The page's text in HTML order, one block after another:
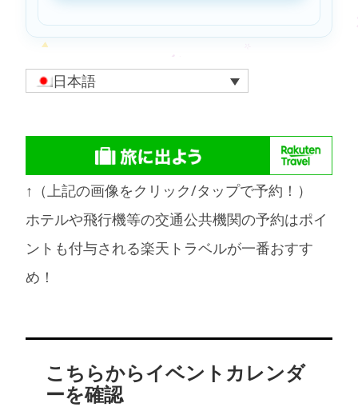
日本語
↑（上記の画像をクリック/タップで予約！）
ホテルや飛行機等の交通公共機関の予約はポイ
ントも付与される楽天トラベルが一番おすす
め！
こちらからイベントカレンダ
ーを確認